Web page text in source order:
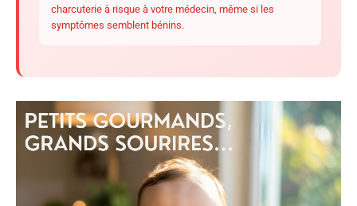
charcuterie à risque à votre médecin, même si les
symptômes semblent bénins.